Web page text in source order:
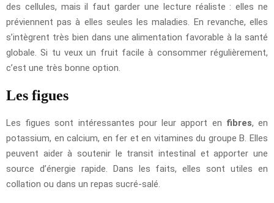
des cellules, mais il faut garder une lecture réaliste : elles ne
préviennent pas à elles seules les maladies. En revanche, elles
s’intègrent très bien dans une alimentation favorable à la santé
globale. Si tu veux un fruit facile à consommer régulièrement,
c’est une très bonne option.
Les figues
Les figues sont intéressantes pour leur apport en fibres, en
potassium, en calcium, en fer et en vitamines du groupe B. Elles
peuvent aider à soutenir le transit intestinal et apporter une
source d’énergie rapide. Dans les faits, elles sont utiles en
collation ou dans un repas sucré-salé.